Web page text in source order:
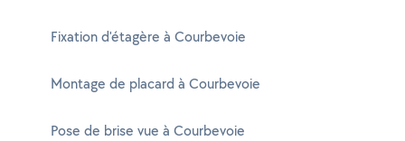
Fixation d'étagère à Courbevoie
Montage de placard à Courbevoie
Pose de brise vue à Courbevoie